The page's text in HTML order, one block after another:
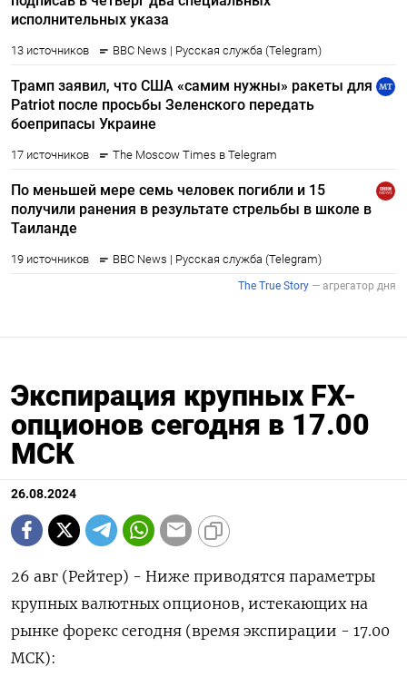
Экспирация крупных FX-
опционов сегодня в 17.00
МСК
26.08.2024
26 авг (Рейтер) - Ниже приводятся параметры
крупных валютных опционов, истекающих на
рынке форекс сегодня (время экспирации - 17.00
МСК):